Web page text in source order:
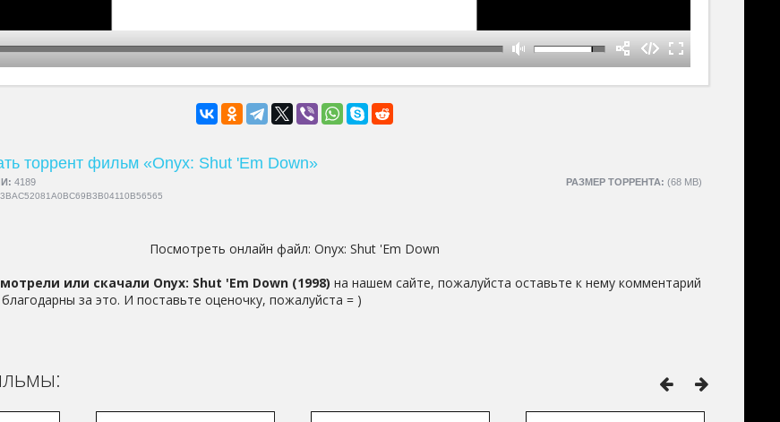
торрент фильм «Onyx: Shut 'Em Down»
РАЗМЕР ТОРРЕНТА: (68 MB)
4189
Посмотреть онлайн файл: Onyx: Shut 'Em Down
или скачали Onyx: Shut 'Em Down (1998) на нашем сайте, пожалуйста оставьте к нему комментарий
за это. И поставьте оценочку, пожалуйста = )